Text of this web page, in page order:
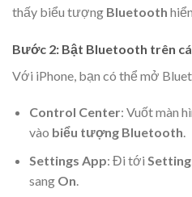
thấy biểu tượng Bluetooth
Bước 2: Bật Bluetooth trên
Với iPhone, bạn có thể mở
Control Center: Vuốt màn
vào biểu tượng Bluetooth.
Settings App: Đi tới
sang On.